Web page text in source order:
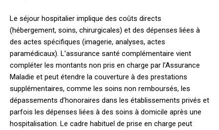
Le séjour hospitalier implique des coûts directs
(hébergement, soins, chirurgicales) et des dépenses liées à
des actes spécifiques (imagerie, analyses, actes
paramédicaux). L’assurance santé complémentaire vient
compléter les montants non pris en charge par l’Assurance
Maladie et peut étendre la couverture à des prestations
supplémentaires, comme les soins non remboursés, les
dépassements d’honoraires dans les établissements privés et
parfois les dépenses liées à des soins à domicile après une
hospitalisation. Le cadre habituel de prise en charge peut